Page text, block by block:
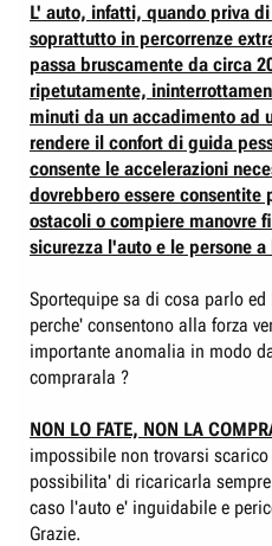
L' auto, infatti, quando priva
soprattutto in percorrenze
passa bruscamente da circa
ripetutamente,
minuti da un accadimento ad
rendere il confort di guida
consente le accelerazioni
dovrebbero essere consentite
ostacoli o compiere manovre
sicurezza l'auto e le persone a
Sportequipe sa di cosa parlo
perche' consentono alla forza
importante anomalia in modo
comprarala ?
NON LO FATE, NON LA
impossibile non trovarsi
possibilita' di ricaricarla
caso l'auto e' inguidabile e
Grazie.